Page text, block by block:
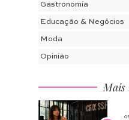
Gastronomia
Educação & Negócios
Moda
Opinião
Mais